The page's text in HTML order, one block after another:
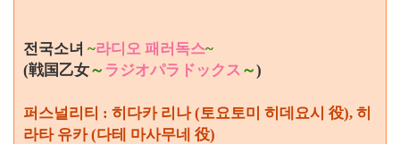
전국소녀 ~라디오 패러독스~
(戦国乙女～ ラジオパラドックス ～)
퍼스널리티 : 히다카 리나 (토요토미 히데요시 役), 히
라타 유카 (다테 마사무네 役)